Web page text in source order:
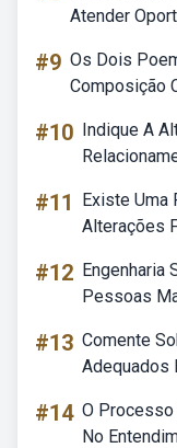
Atender
#9 Os Dois
Composição
#10 Indique A
#11
Existe Uma
Alterações
#12 Engenharia
Pessoas
#13 Comente
Adequados
#14 O Processo
No